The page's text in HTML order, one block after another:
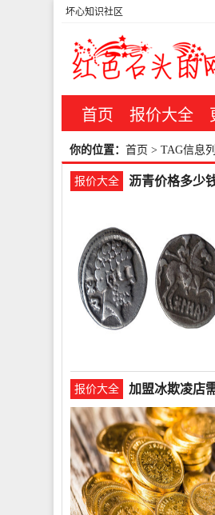
坏心知识社区
首页 报价大全
你的位置： 首页 > TAG信息
报价大全 沥青价格多少
报价大全 加盟冰欺凌店